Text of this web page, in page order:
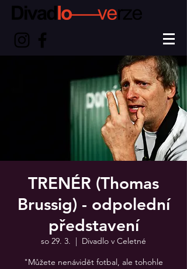
TRENÉR (Thomas
Brussig) - odpolední
představení
so 29. 3.
  |
Divadlo v Celetné
"Můžete nenávidět fotbal, ale tohohle